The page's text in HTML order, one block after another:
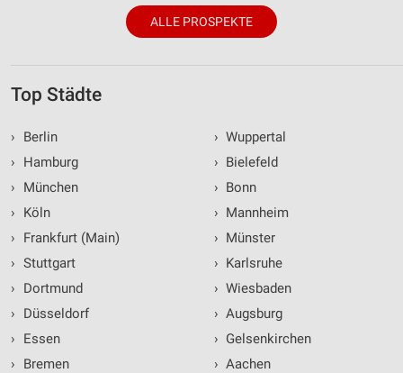
ALLE PROSPEKTE
Top Städte
›
Berlin
›
Hamburg
›
München
›
Köln
›
Frankfurt (Main)
› Stuttgart
›
Dortmund
›
Düsseldorf
›
Essen
›
Bremen
› Wuppertal
› Bielefeld
› Bonn
› Mannheim
› Münster
› Karlsruhe
› Wiesbaden
› Augsburg
› Gelsenkirchen
› Aachen